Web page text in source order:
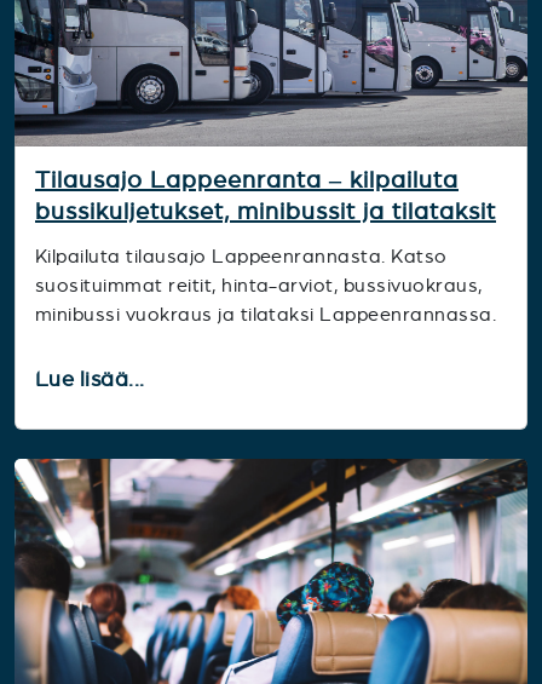
Tilausajo Lappeenranta – kilpailuta
bussikuljetukset, minibussit ja tilataksit
Kilpailuta tilausajo Lappeenrannasta. Katso
suosituimmat reitit, hinta-arviot, bussivuokraus,
minibussi vuokraus ja tilataksi Lappeenrannassa.
Lue lisää...